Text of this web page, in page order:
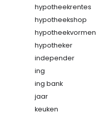
hypotheekrentes
hypotheekshop
hypotheekvormen
hypotheker
independer
ing
ing bank
jaar
keuken